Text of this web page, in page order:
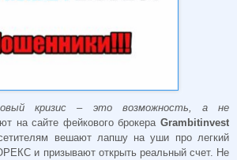
кризис – это возможность, а не
на сайте фейкового брокера Grambitinvest
вешают лапшу на уши про легкий
и призывают открыть реальный счет. Не